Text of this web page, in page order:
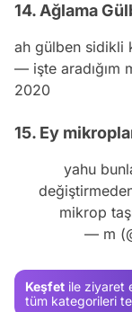
14. Ağlama
ah gülben sidikli
— işte aradığım
2020
15. Ey
yahu
mikrop
— m
Keşfet ile ziyaret
tüm kategorileri